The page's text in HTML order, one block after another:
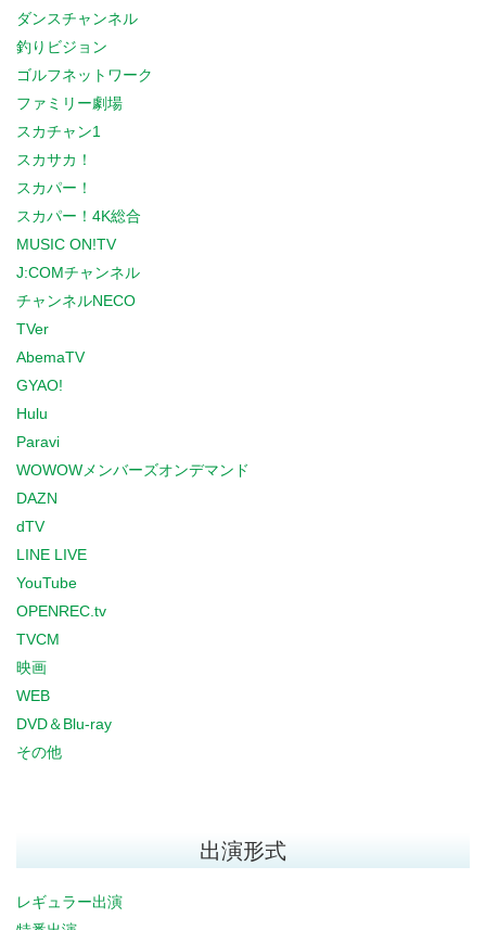
ダンスチャンネル
釣りビジョン
ゴルフネットワーク
ファミリー劇場
スカチャン1
スカサカ！
スカパー！
スカパー！4K総合
MUSIC ON!TV
J:COMチャンネル
チャンネルNECO
TVer
AbemaTV
GYAO!
Hulu
Paravi
WOWOWメンバーズオンデマンド
DAZN
dTV
LINE LIVE
YouTube
OPENREC.tv
TVCM
映画
WEB
DVD＆Blu-ray
その他
出演形式
レギュラー出演